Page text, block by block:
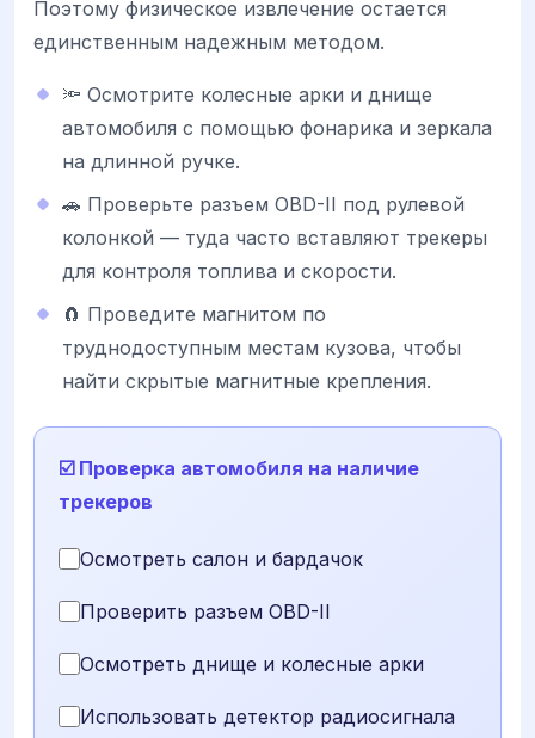
Поэтому физическое извлечение остается
единственным надежным методом.
🔦 Осмотрите колесные арки и днище
автомобиля с помощью фонарика и зеркала
на длинной ручке.
🚗 Проверьте разъем OBD-II под рулевой
колонкой — туда часто вставляют трекеры
для контроля топлива и скорости.
🧲 Проведите магнитом по
труднодоступным местам кузова, чтобы
найти скрытые магнитные крепления.
☑️ Проверка автомобиля на наличие
трекеров
Осмотреть салон и бардачок
Проверить разъем OBD-II
Осмотреть днище и колесные арки
Использовать детектор радиосигнала